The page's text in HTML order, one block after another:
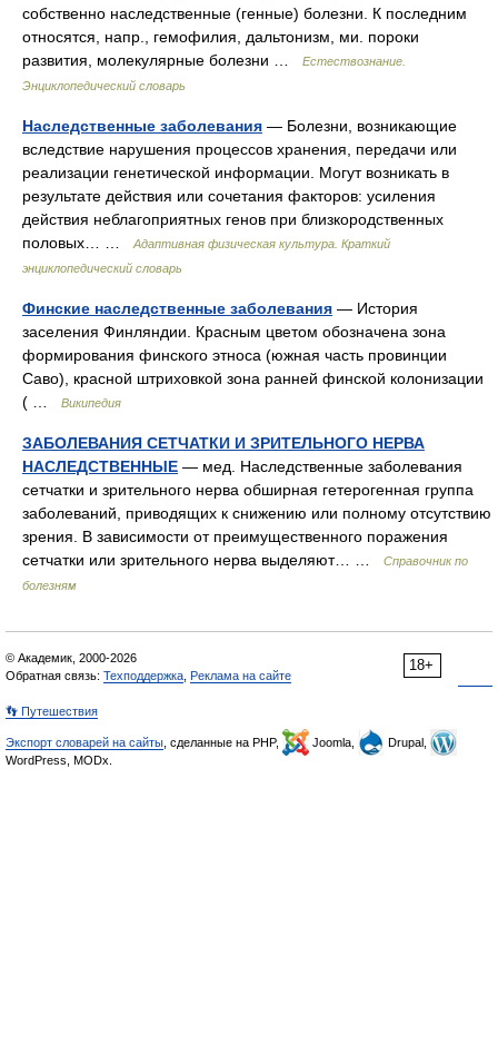
собственно наследственные (генные) болезни. К последним
относятся, напр., гемофилия, дальтонизм, ми. пороки
развития, молекулярные болезни …
Естествознание.
Энциклопедический словарь
Наследственные заболевания — Болезни, возникающие
вследствие нарушения процессов хранения, передачи или
реализации генетической информации. Могут возникать в
результате действия или сочетания факторов: усиления
действия неблагоприятных генов при близкородственных
половых… …
Адаптивная физическая культура. Краткий
энциклопедический словарь
Финские наследственные заболевания — История
заселения Финляндии. Красным цветом обозначена зона
формирования финского этноса (южная часть провинции
Саво), красной штриховкой зона ранней финской колонизации
( …
Википедия
ЗАБОЛЕВАНИЯ СЕТЧАТКИ И ЗРИТЕЛЬНОГО НЕРВА
НАСЛЕДСТВЕННЫЕ — мед. Наследственные заболевания
сетчатки и зрительного нерва обширная гетерогенная группа
заболеваний, приводящих к снижению или полному отсутствию
зрения. В зависимости от преимущественного поражения
сетчатки или зрительного нерва выделяют… …
Справочник по
болезням
18+
© Академик, 2000-2026
Обратная связь: Техподдержка Реклама на сайте
👣 Путешествия
Экспорт словарей на сайты , сделанные на PHP, Joomla,
Drupal,
WordPress, MODx.